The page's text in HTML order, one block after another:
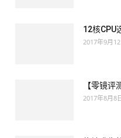
12核CPU
2017年9月12
【零镜评
2017年8月8